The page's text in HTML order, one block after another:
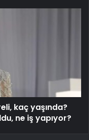
kaç yaşında?
ne iş yapıyor?